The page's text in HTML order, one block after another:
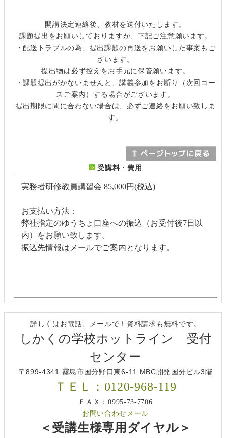
開講決定連絡後、教材を送付いたします。
課題提出をお願いしておりますが、下記ご注意願います。
・配送トラブルの為、提出課題の再送をお願いした事案もご
ざいます。
提出物は必ず控えをお手元に保管願います。
・課題提出がかないませんと、講義参加をお断り（次回コー
スご案内）する場合がございます。
提出期限に間に合わない場合は、必ずご連絡をお願い致しま
す。
受講料・費用
実務者研修教員講習会 85,000円(税込)
お支払い方法：
弊社指定のゆうちょ口座への振込（お受付後7日以
内）をお願い致します。
振込先情報はメールでご案内となります。
詳しくはお電話、メールで！資料請求も無料です。
しかくの学校ホットライン 受付
センター
〒899-4341 霧島市国分野口東6-11 MBC開発国分ビル3階
ＴＥＬ：0120-968-119
ＦＡＸ：0995-73-7706
お問い合わせメール
＜受講生様専用ダイヤル＞